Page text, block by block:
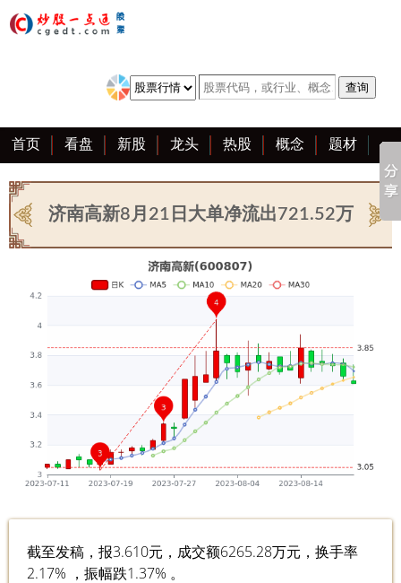
首页 看盘 新股 龙头 热股 概念 题材
亮点 创业板 资料 复盘 区块链 大全
济南高新8月21日大单净流出721.52万
截至发稿，报3.610元，成交额6265.28万元，换手率
2.17% ，振幅跌1.37% 。